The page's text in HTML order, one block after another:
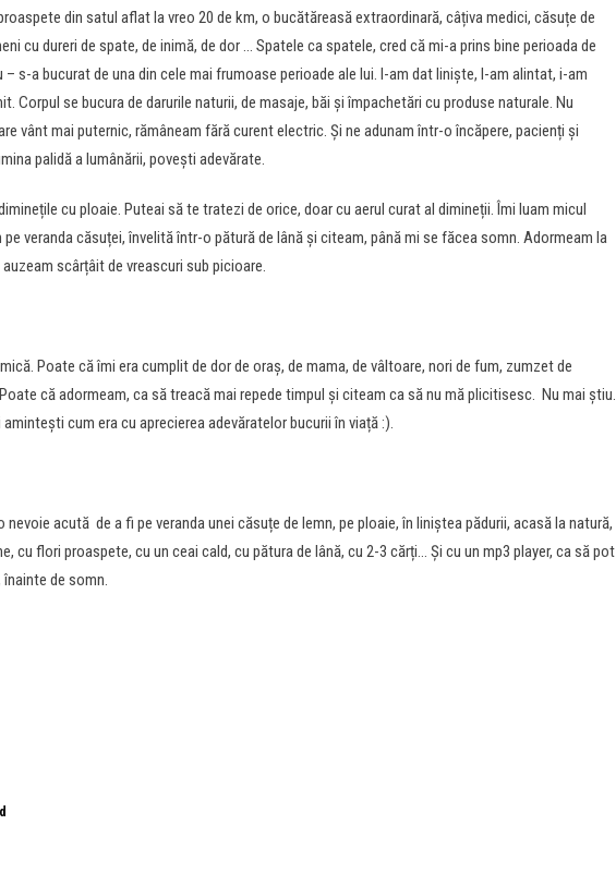
din satul aflat la vreo 20 de km, o bucătăreasă extraordinară, câțiva medici, căsuțe de
cu dureri de spate, de inimă, de dor … Spatele ca spatele, cred că mi-a prins bine perioada de
s-a bucurat de una din cele mai frumoase perioade ale lui. I-am dat liniște, l-am alintat, i-am
Corpul se bucura de darurile naturii, de masaje, băi și împachetări cu produse naturale. Nu
vânt mai puternic, rămâneam fără curent electric. Și ne adunam într-o încăpere, pacienți și
palidă a lumânării, povești adevărate.
cu ploaie. Puteai să te tratezi de orice, doar cu aerul curat al dimineții. Îmi luam micul
veranda căsuței, învelită într-o pătură de lână și citeam, până mi se făcea somn. Adormeam la
scârțâit de vreascuri sub picioare.
Poate că îmi era cumplit de dor de oraș, de mama, de vâltoare, nori de fum, zumzet de
că adormeam, ca să treacă mai repede timpul și citeam ca să nu mă plicitisesc. Nu mai știu.
cum era cu aprecierea adevăratelor bucurii în viață :).
acută de a fi pe veranda unei căsuțe de lemn, pe ploaie, în liniștea pădurii, acasă la natură,
cu flori proaspete, cu un ceai cald, cu pătura de lână, cu 2-3 cărți… Și cu un mp3 player, ca să pot
înainte de somn.